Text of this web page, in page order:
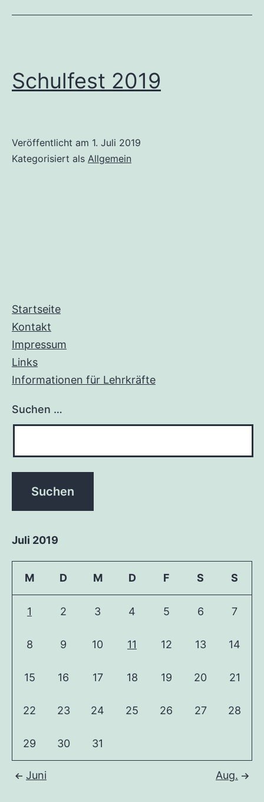
Schulfest 2019
Veröffentlicht am 1. Juli 2019
Kategorisiert als Allgemein
Startseite
Kontakt
Impressum
Links
Informationen für Lehrkräfte
Suchen …
Juli 2019
M D M D F S S
1 2 3 4 5 6 7
8 9 10 11 12 13 14
15 16 17 18 19 20 21
22 23 24 25 26 27 28
29 30 31
Juni Aug.